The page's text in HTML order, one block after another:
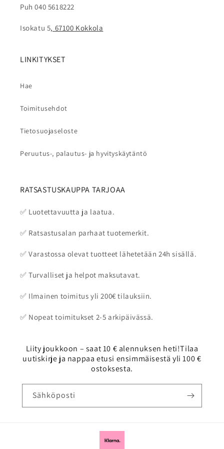
Puh 040 5618222
Isokatu 5, 67100 Kokkola
LINKITYKSET
Hae
Toimitusehdot
Tietosuojaseloste
Peruutus-, palautus- ja hyvityskäytäntö
RATSASTUSKAUPPA TARJOAA
✅ Luotettavuutta ja laatua.
✅ Ratsastusalan parhaat tuotemerkit.
✅ Varastossa olevat tuotteet lähetetään 24h sisällä.
✅ Turvalliset ja helpot maksutavat.
✅ Ilmainen toimitus yli 200€ tilauksiin.
✅ Nopeat toimitukset 2-5 arkipäivässä.
Liity joukkoon – saat 10 € alennuksen heti!Tilaa
uutiskirje ja nappaa etusi ensimmäisestä yli 100 €
ostoksesta.
Sähköposti